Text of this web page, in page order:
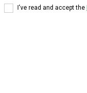
I've read and accept the